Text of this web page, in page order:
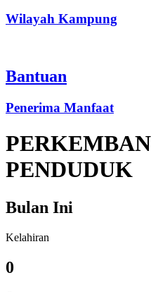
Wilayah Kampung
Bantuan
Penerima Manfaat
PENDUDUK
Bulan Ini
Kelahiran
0